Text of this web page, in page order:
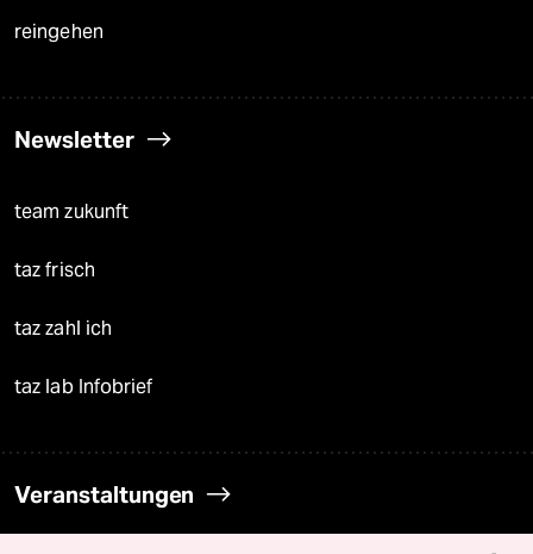
reingehen
Newsletter
team zukunft
taz frisch
taz zahl ich
taz lab Infobrief
Veranstaltungen